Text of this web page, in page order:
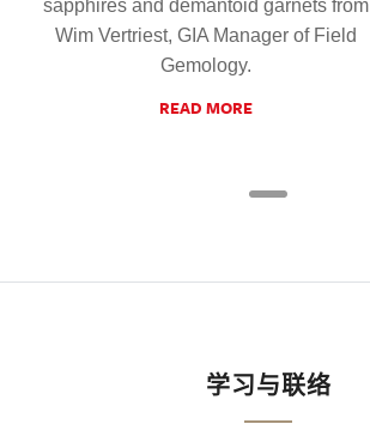
sapphires and demantoid garnets from
Wim Vertriest, GIA Manager of Field
Gemology.
READ MORE
学习与联络